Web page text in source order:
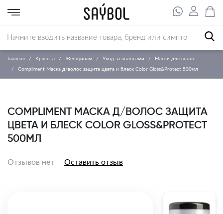
Главная Красота Женщинам Уход за волосами Маски для волос
Compliment Маска д/волос защита цвета и блеск Color Gloss&Protect 500мл
COMPLIMENT МАСКА Д/ВОЛОС ЗАЩИТА
ЦВЕТА И БЛЕСК COLOR GLOSS&PROTECT
500МЛ
Отзывов нет Оставить отзыв